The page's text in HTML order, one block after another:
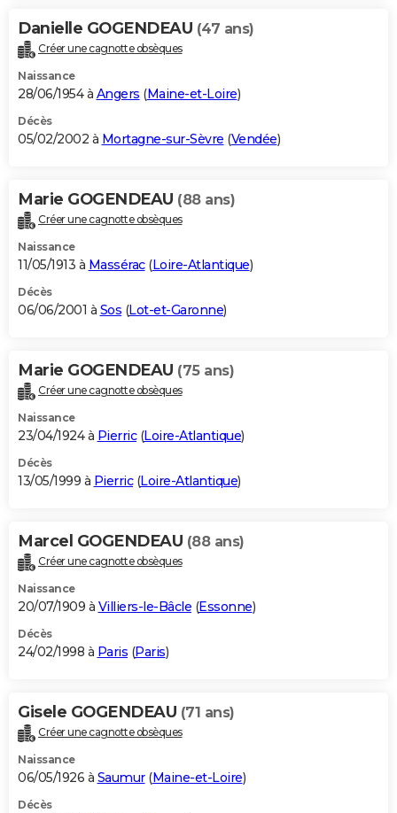
Danielle GOGENDEAU (47 ans)
Créer une cagnotte obsèques
Naissance
28/06/1954 à Angers (Maine-et-Loire)
Décès
05/02/2002 à Mortagne-sur-Sèvre (Vendée)
Marie GOGENDEAU (88 ans)
Créer une cagnotte obsèques
Naissance
11/05/1913 à Massérac(Loire-Atlantique)
Décès
06/06/2001 à Sos (Lot-et-Garonne)
Marie GOGENDEAU (75 ans)
Créer une cagnotte obsèques
Naissance
23/04/1924 à Pierric(Loire-Atlantique)
Décès
13/05/1999 à Pierric(Loire-Atlantique)
Marcel GOGENDEAU (88 ans)
Créer une cagnotte obsèques
Naissance
20/07/1909 à Villiers-le-Bâcle (Essonne)
Décès
24/02/1998 à Paris (Paris)
Gisele GOGENDEAU (71 ans)
Créer une cagnotte obsèques
Naissance
06/05/1926 à Saumur(Maine-et-Loire)
Décès